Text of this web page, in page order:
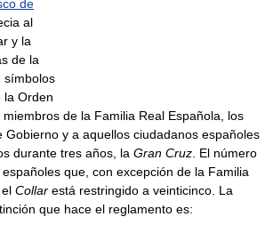
de
al
y la
de la
símbolos
la Orden
de la Familia Real Española, los
Gobierno y a aquellos ciudadanos españoles
durante tres años, la Gran Cruz . El número
que, con excepción de la Familia
Collar está restringido a veinticinco. La
que hace el reglamento es: